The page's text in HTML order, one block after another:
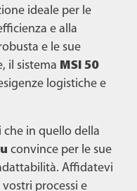
ideale per le
e alla
e le sue
il sistema MSI 50
logistiche e
che in quello della
convince per le sue
Affidatevi
processi e